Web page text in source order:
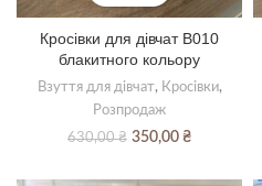
Кросівки для дівчат В010
блакитного кольору
Взуття для дівчат, Кросівки,
Розпродаж
630,00₴ Оригінальна
350,00 ₴Поточна